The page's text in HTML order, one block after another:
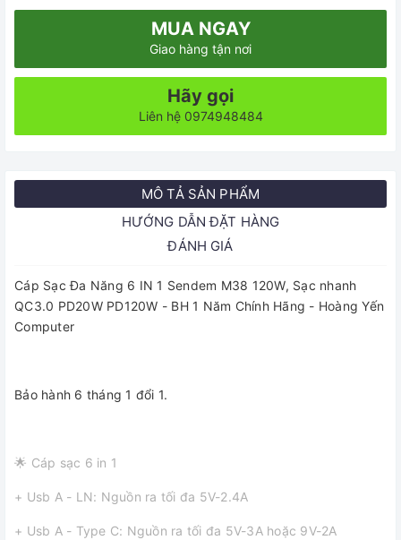
MUA NGAY
Giao hàng tận nơi
Hãy gọi
Liên hệ 0974948484
MÔ TẢ SẢN PHẨM
HƯỚNG DẪN ĐẶT HÀNG
ĐÁNH GIÁ
Cáp Sạc Đa Năng 6 IN 1 Sendem M38 120W, Sạc nhanh
QC3.0 PD20W PD120W - BH 1 Năm Chính Hãng - Hoàng Yến
Computer
Bảo hành 6 tháng 1 đổi 1.
🌟 Cáp sạc 6 in 1
+ Usb A - LN: Nguồn ra tối đa 5V-2.4A
+ Usb A - Type C: Nguồn ra tối đa 5V-3A hoặc 9V-2A